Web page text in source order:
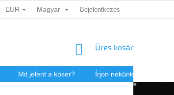
DÁRKOVÉ KUPONY POSTAKÖLTSÉG
EUR Magyar Bejelentkezés
KOSÁR
Üres kosár
Mit jelent a kóser? Írjon nekünk